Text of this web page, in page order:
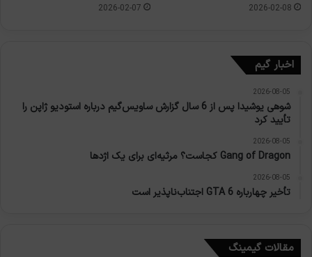
2026-02-08
2026-02-07
اخبار گیم
2026-08-05
شوهی یوشیدا پس از 6 سال گزارش ساویس‌گیم درباره استودیو ژاپن را
تأیید کرد
2026-08-05
Gang of Dragon کجاست؟ مرثیه‌ای برای یک اژدها
2026-08-05
تأخیر چهارباره GTA 6 اجتناب‌ناپذیر است
مقالات گیمینگ